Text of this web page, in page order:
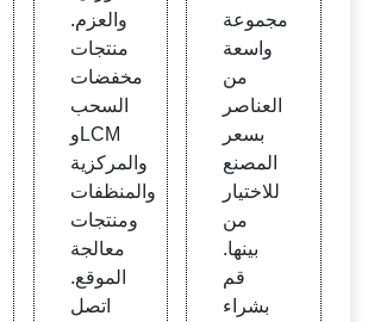
والعزم.
منتجات
مخفضات
السحب
وLCM
والمركزية
والمنظفات
ومنتجات
معالجة
الموقع.
اتصل
مجموعة
واسعة
من
العناصر
بسعر
المصنع
للاختيار
من
بينها.
قم
بشراء